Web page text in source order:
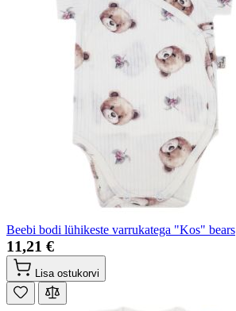
Beebi bodi lühikeste varrukatega "Kos" bears
11,21 €
Lisa ostukorvi